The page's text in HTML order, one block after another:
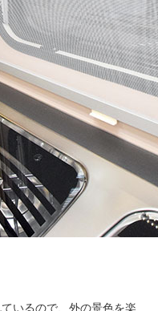
いるので、外の景色を楽